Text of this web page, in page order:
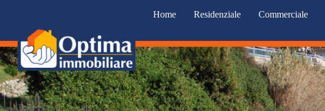
Home Residenziale Commerciale